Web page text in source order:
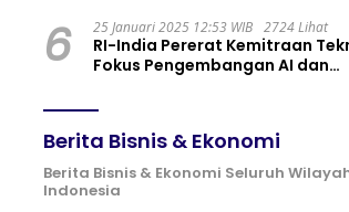
6 25 Januari 2025 12:53 WIB 2724 Lihat
RI-India Pererat Kemitraan
Fokus Pengembangan AI dan
Berita Bisnis & Ekonomi
Berita Bisnis & Ekonomi Seluruh
Indonesia